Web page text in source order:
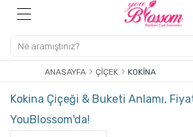
ANASAYFA ÇIÇEK KOKINA
Kokina Çiçeği & Buketi Anlamı,
YouBlossom'da!